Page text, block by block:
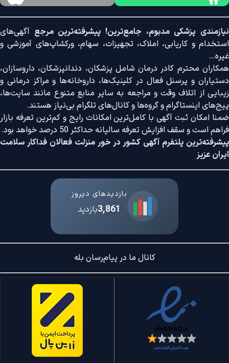
نیازمندی پزشکی مدبوم، جامع‌ترین! پیشرفته‌ترین مرجع آگهی‌های
استخدام و کاریابی، املاک، تجهیزات، سهام، ورکشاپ‌های آموزشی و
غیره...
همکاران محترم کادر درمان شامل پزشکان، دندانپزشکان، داروسازان،
دستیاران و پرسنل فعال در کلینیک‌ها، داروخانه‌ها و مراکز درمانی و
زیبایی از اتلاف وقت و مراجعه به سایر منابع متنوع مانند سایت‌ها،
پیج‌های اینستاگرام و گروه‌ها و کانال‌های تلگرام بی‌نیاز هستند.
ضمنا امکان ثبت آگهی با کامل‌ترین امکانات رایج و کم‌ترین تعرفه بازار
فراهم است و سقف افزایش تعرفه سالیانه حداکثر 50 درصد خواهد بود.
پیشرفته‌ترین پلتفرم آگهی کشور در خور منزلت فعالان فداکار سلامت
ایران عزیز
بازدیدهای دیروز
3,861بازدید
کانال ما در پیام‌رسان بله